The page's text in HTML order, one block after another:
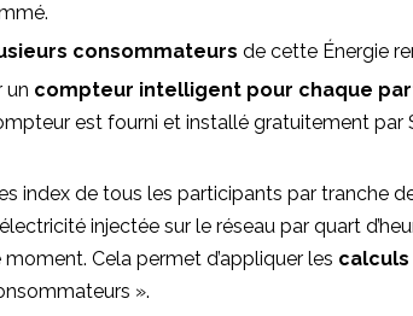
consommateurs de cette Énergie
un compteur intelligent pour chaque
est fourni et installé gratuitement
index de tous les participants par tranche
injectée sur le réseau par quart
Cela permet d’appliquer les
».